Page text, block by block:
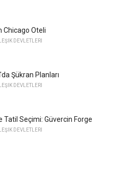
Chicago Oteli
DEVLETLERI
Şükran Planları
DEVLETLERI
Tatil Seçimi: Güvercin Forge
DEVLETLERI